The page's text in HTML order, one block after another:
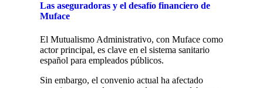
Las aseguradoras y el desafío financiero de
Muface
El Mutualismo Administrativo, con Muface como
actor principal, es clave en el sistema sanitario
español para empleados públicos.
Sin embargo, el convenio actual ha afectado